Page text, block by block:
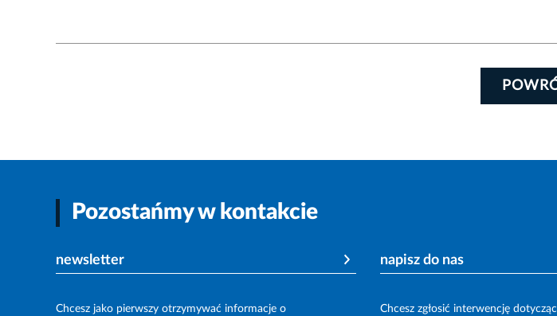
Pozostańmy w kontakcie
newsletter
Chcesz jako pierwszy otrzymywać informacje o
napisz do nas
Chcesz zgłosić interwencję